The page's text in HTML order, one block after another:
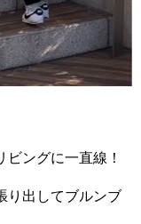
ングに一直線！
り出してブルンブ